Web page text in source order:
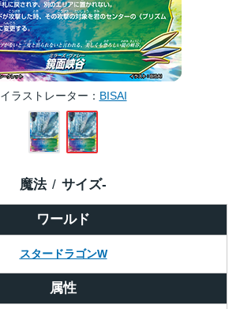
イラストレーター BISAI
ワールド
スタードラゴンW
魔法 サイズ-
属性